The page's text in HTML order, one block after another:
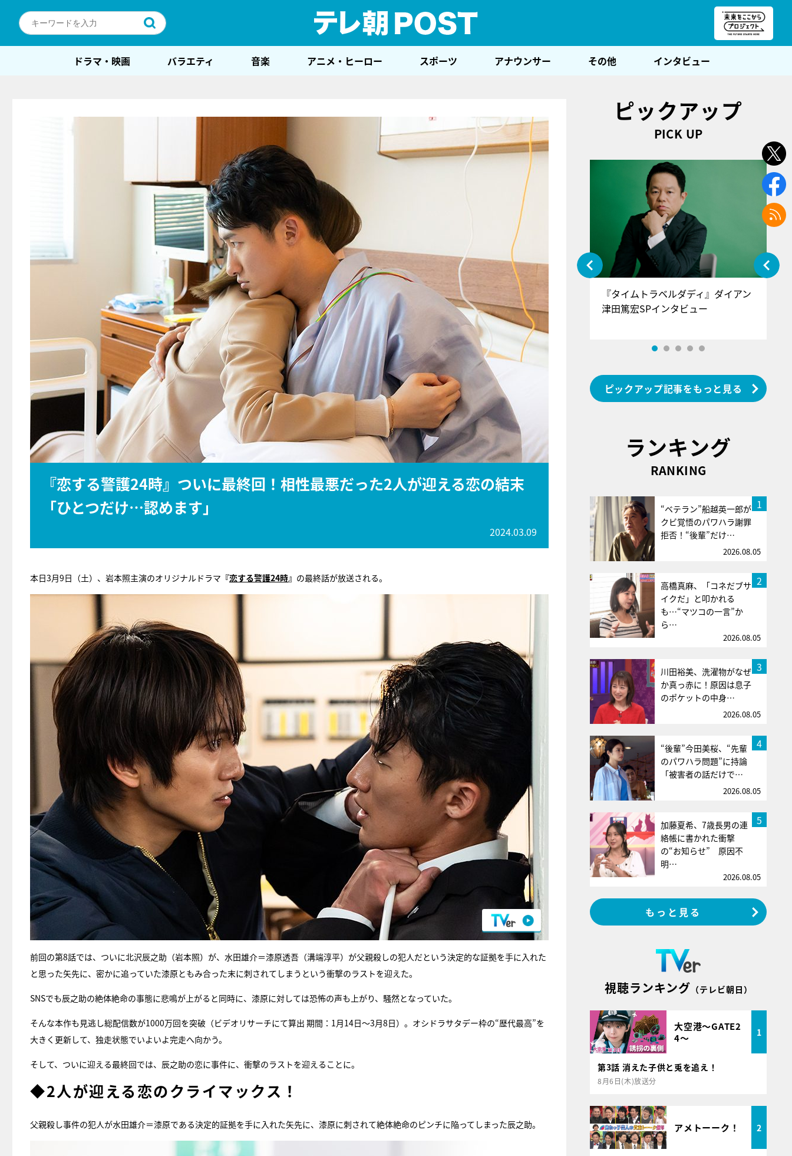
ドラマ・映画 バラエティ 音楽 アニメ・ヒーロー スポーツ アナウンサー その他 インタビュー
『恋する警護24時』ついに最終回！相性最悪だった2人が迎える恋の結末
「ひとつだけ…認めます」
2024.03.09
本日3月9日（土）、岩本照主演のオリジナルドラマ 『恋する警護24時』 の最終話が放送される。
前回の第8話では、ついに北沢辰之助（岩本照）が、水田雄介＝漆原透吾（溝端淳平）が父親殺しの犯人だという決定的な証拠を手に入れた
と思った矢先に、密かに追っていた漆原ともみ合った末に刺されてしまうという衝撃のラストを迎えた。
SNSでも辰之助の絶体絶命の事態に悲鳴が上がると同時に、漆原に対しては恐怖の声も上がり、騒然となっていた。
そんな本作も見逃し総配信数が1000万回を突破（ビデオリサーチにて算出 期間：1月14日～3月8日）。オシドラサタデー枠の“歴代最高”を
大きく更新して、独走状態でいよいよ完走へ向かう。
そして、ついに迎える最終回では、辰之助の恋に事件に、衝撃のラストを迎えることに。
◆2人が迎える恋のクライマックス！
父親殺し事件の犯人が水田雄介＝漆原である決定的証拠を手に入れた矢先に、漆原に刺されて絶体絶命のピンチに陥ってしまった辰之助。
ピックアップ
PICK UP
『アイ＝ラブ！げーみんぐ』＝LOV
E齋藤樹愛羅＆佐々木舞香SPインタ
ビュー
『タイムトラベルダディ』ダイアン
津田篤宏SPインタビュー
ピックアップ記事をもっと見る
ランキング
RANKING
1
“ベテラン”船越英一郎が
クビ覚悟のパワハラ謝罪
拒否！“後輩”だけ…
2026.08.05
2
高橋真麻、「コネだブサ
イクだ」と叩かれる
も…“マツコの一言”か
ら…
2026.08.05
3
川田裕美、洗濯物がなぜ
か真っ赤に！原因は息子
のポケットの中身…
2026.08.05
4
“後輩”今田美桜、“先輩
のパワハラ問題”に持論
「被害者の話だけで…
2026.08.05
5
加藤夏希、7歳長男の連
絡帳に書かれた衝撃
の“お知らせ” 原因不
明…
2026.08.05
もっと見る
視聴ランキング （テレビ朝日）
大空港～GATE2
4～
1
第3話 消えた子供と兎を追え！
8月6日(木)放送分
アメトーーク！ 2